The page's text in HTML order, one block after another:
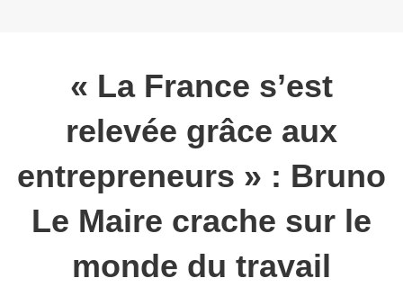
« La France s’est
relevée grâce aux
entrepreneurs » : Bruno
Le Maire crache sur le
monde du travail